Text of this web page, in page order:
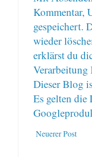
Kommentar,
gespeichert.
wieder
erklärst du
Verarbeitung
Dieser Blog
Es gelten
Neuerer Post